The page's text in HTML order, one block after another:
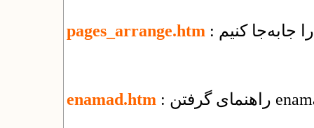
pages_arrange.htm جابه‌جا کنیم
enamad.htm